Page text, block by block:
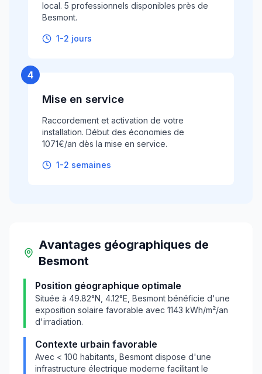
local. 5 professionnels disponibles près de
Besmont.
1-2 jours
4
Mise en service
Raccordement et activation de votre
installation. Début des économies de
1071€/an dès la mise en service.
1-2 semaines
Avantages géographiques de
Besmont
Position géographique optimale
Située à 49.82°N, 4.12°E, Besmont bénéficie d'une
exposition solaire favorable avec 1143 kWh/m²/an
d'irradiation.
Contexte urbain favorable
Avec < 100 habitants, Besmont dispose d'une
infrastructure électrique moderne facilitant le